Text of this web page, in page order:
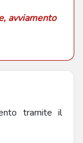
avviamento
tramite il